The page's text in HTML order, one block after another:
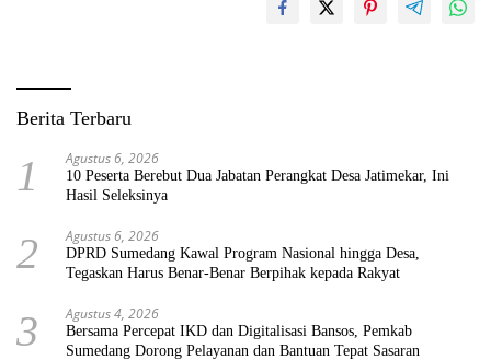
Berita Terbaru
1 Agustus 6, 2026
10 Peserta Berebut Dua Jabatan Perangkat Desa Jatimekar, Ini
Hasil Seleksinya
2 Agustus 6, 2026
DPRD Sumedang Kawal Program Nasional hingga Desa,
Tegaskan Harus Benar-Benar Berpihak kepada Rakyat
3 Agustus 4, 2026
Bersama Percepat IKD dan Digitalisasi Bansos, Pemkab
Sumedang Dorong Pelayanan dan Bantuan Tepat Sasaran